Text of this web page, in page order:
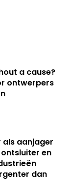
a cause?
ontwerpers
aanjager
en
dan